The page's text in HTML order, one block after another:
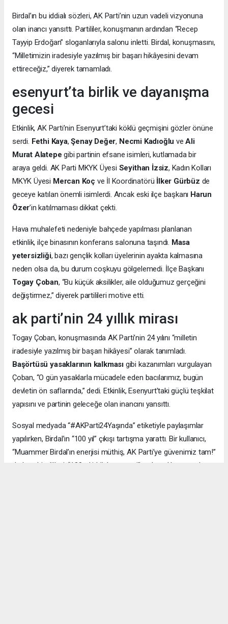
Birdal’ın bu iddialı sözleri, AK Parti’nin uzun vadeli vizyonuna
olan inancı yansıttı. Partililer, konuşmanın ardından “Recep
Tayyip Erdoğan” sloganlarıyla salonu inletti. Birdal, konuşmasını,
“Milletimizin iradesiyle yazılmış bir başarı hikâyesini devam
ettireceğiz,” diyerek tamamladı.
esenyurt’ta birlik ve dayanışma
gecesi
Etkinlik, AK Parti’nin Esenyurt’taki köklü geçmişini gözler önüne
serdi. Fethi Kaya,Şenay Değer, Necmi Kadıoğlu veAli
Murat Alatepe gibi partinin efsane isimleri, kutlamada bir
araya geldi. AK Parti MKYK Üyesi Seyithan İzsiz, Kadın Kolları
MKYK Üyesi Mercan Koç ve İl Koordinatörü İlker Gürbüz de
geceye katılan önemli isimlerdi. Ancak eski ilçe başkanı Harun
Özer’in katılmaması dikkat çekti.
Hava muhalefeti nedeniyle bahçede yapılması planlanan
etkinlik, ilçe binasının konferans salonuna taşındı. Masa
yetersizliği, bazı gençlik kolları üyelerinin ayakta kalmasına
neden olsa da, bu durum coşkuyu gölgelemedi. İlçe Başkanı
Togay Çoban, “Bu küçük aksilikler, aile olduğumuz gerçeğini
değiştirmez,” diyerek partilileri motive etti.
ak parti’nin 24 yıllık mirası
Togay Çoban, konuşmasında AK Parti’nin 24 yılını “milletin
iradesiyle yazılmış bir başarı hikâyesi” olarak tanımladı.
Başörtüsü yasaklarının kalkması gibi kazanımları vurgulayan
Çoban, “O gün yasaklarla mücadele eden bacılarımız, bugün
devletin ön saflarında,” dedi. Etkinlik, Esenyurt’taki güçlü teşkilat
yapısını ve partinin geleceğe olan inancını yansıttı.
Sosyal medyada “#AKParti24Yaşında” etiketiyle paylaşımlar
yapılırken, Birdal’ın “100 yıl” çıkışı tartışma yarattı. Bir kullanıcı,
“Muammer Birdal’ın enerjisi müthiş, AK Parti’ye güvenimiz tam!”
derken, bir diğeri, “100 yıl iddialı, ama millet desteklerse neden